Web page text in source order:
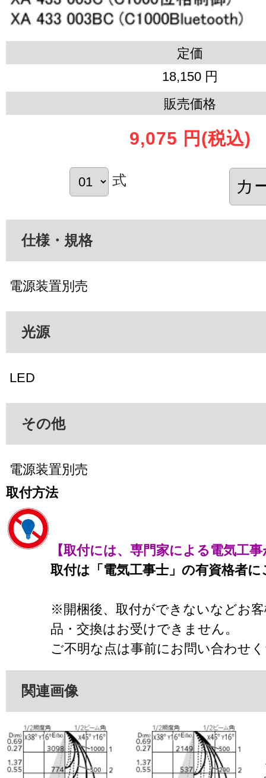
定価
18,150 円
販売価格
9,075 円 (税込)
式
仕様・規格
電源装置別売
光源
LED
その他
電源装置別売
取付方法
【取付には、専門家による電気工
取付は「電気工事士」の有資格者
※開梱後、取付ができないなどお
品・交換はお受けできません。
ご不明な点は事前にお問い合わせ
関連画像